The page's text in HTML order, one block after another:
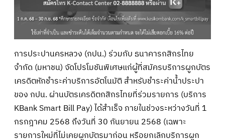
การประปานครหลวง (กปน.) ร่วมกับ ธนาคารกสิกรไทย
จำกัด (มหาชน) จัดโปรโมชันพิเศษแก่ผู้ที่สมัครบริการผูกบัตร
เครดิตหักชำระค่าบริการอัตโนมัติ สำหรับชำระค่าน้ำประปา
ของ กปน. ผ่านบัตรเครดิตกสิกรไทยที่ร่วมรายการ (บริการ
KBank Smart Bill Pay) ได้สำเร็จ ภายในช่วงระหว่างวันที่ 1
กรกฎาคม 2568 ถึงวันที่ 30 กันยายน 2568 (เฉพาะ
รายการใหม่ที่ไม่เคยผูกบัตรมาก่อน หรือยกเลิกบริการผูก